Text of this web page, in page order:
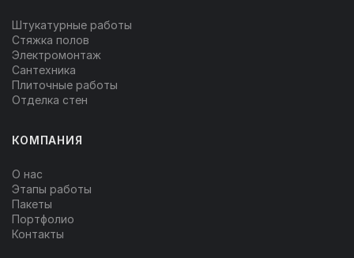
Штукатурные работы
Стяжка полов
Электромонтаж
Сантехника
Плиточные работы
Отделка стен
КОМПАНИЯ
О нас
Этапы работы
Пакеты
Портфолио
Контакты